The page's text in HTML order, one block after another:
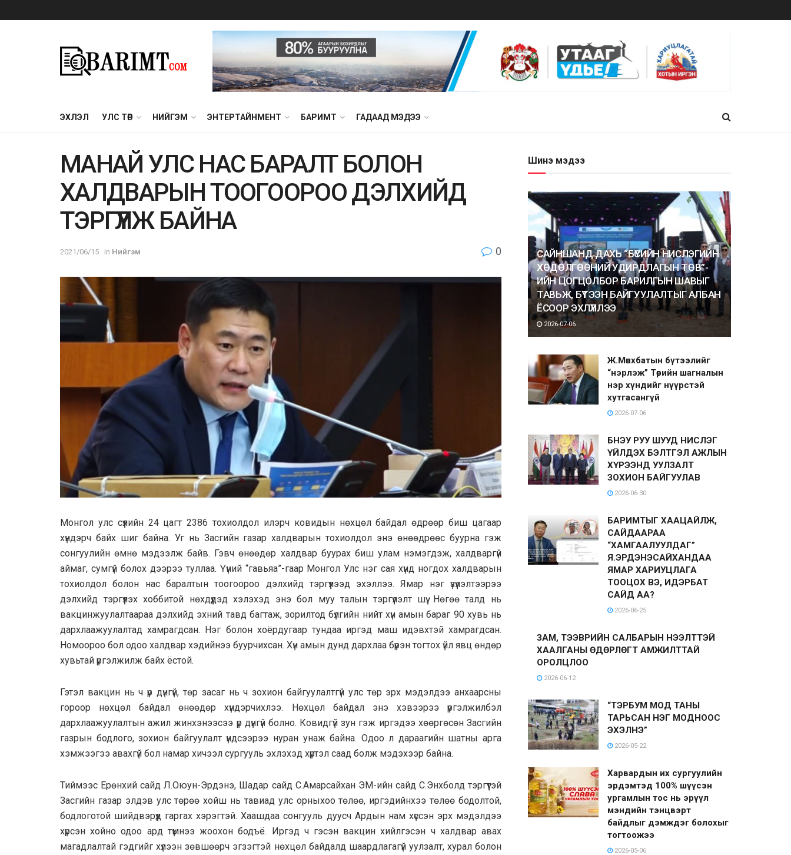
ЭХЛЭЛ УЛС ТӨР НИЙГЭМ ЭНТЕРТАЙНМЕНТ БАРИМТ ГАДААД МЭДЭЭ
МАНАЙ УЛС НАС БАРАЛТ БОЛОН
ХАЛДВАРЫН ТООГООРОО ДЭЛХИЙД
ТЭРГҮҮЛЖ БАЙНА
2021/06/15 in Нийгэм 0
Монгол улс сүүлийн 24 цагт 2386 тохиолдол илэрч ковидын нөхцөл байдал өдрөөр биш цагаар
хүндэрч байх шиг байна. Уг нь Засгийн газар халдварын тохиолдол энэ өнөөдрөөс буурна гэж
сонгуулийн өмнө мэдээлж байв. Гэвч өнөөдөр халдвар буурах биш улам нэмэгдэж, халдваргүй
аймаг, сумгүй болох дээрээ туллаа. Үүний “гавьяа”-гаар Монгол Улс нэг сая хүнд ногдох халдварын
тохиолдол болон нас баралтын тоогоороо дэлхийд тэргүүлээд эхэллээ. Ямар нэг үзүүлэлтээрээ
дэлхийд тэргүүлэх хоббитой нөхдүүдэд хэлэхэд энэ бол муу талын тэргүүлэлт шүү. Нөгөө талд нь
вакцинжуулалтаараа дэлхийд эхний тавд багтаж, зорилтод бүлгийн нийт хүн амын бараг 90 хувь нь
дархлаажуулалтад хамрагдсан. Нэг болон хоёрдугаар тундаа иргэд маш идэвхтэй хамрагдсан.
Номоороо бол одоо халдвар хэдийнээ буурчихсан. Хүн амын дунд дархлаа бүрэн тогтох үйл явц өндөр
хувьтай үргэлжилж байх ёстой.
Гэтэл вакцин нь ч үр дүнгүй, төр засаг нь ч зохион байгуулалтгүй улс төр эрх мэдэлдээ анхаарсны
гороор нөхцөл байдал өнөөдөр хүндэрчихлээ. Нөхцөл байдал энэ хэвээрээ үргэлжилбэл
дархлаажуулалтын ажил жинхэнээсээ үр дүнгүй болно. Ковидгүй зун гэж иргэдээ хөөргөсөн Засгийн
газрын бодлого, зохион байгуулалт үндсээрээ нуран унаж байна. Одоо л дараагийн шатны арга
хэмжээгээ авахгүй бол намар хичээл сургууль эхлэхэд хүртэл саад болж мэдэхээр байна.
Тиймээс Ерөнхий сайд Л.Оюун-Эрдэнэ, Шадар сайд С.Амарсайхан ЭМ-ийн сайд С.Энхболд тэргүүтэй
Засгийн газар элдэв улс төрөө хойш нь тавиад улс орныхоо төлөө, иргэдийнхээ төлөө бодолтой,
бодлоготой шийдвэрүүд гаргах хэрэгтэй. Хаашдаа сонгууль дуусч Ардын нам хүссэн эрх мэдэлдээ
хүрсэн хойно одоо ард түмнээ жоохон бодъё. Иргэд ч гэсэн вакцин хийлгэсэн ч халдвар авах
магадлалтай гэдгийг хүлээн зөвшөөрч эгзэгтэй нөхцөл байдалд шаардлагагүй уулзалт, хурал болон
Шинэ мэдээ
САЙНШАНД ДАХЬ “БҮСИЙН НИСЛЭГИЙН
ХӨДӨЛГӨӨНИЙ УДИРДЛАГЫН ТӨВ”-
ИЙН ЦОГЦОЛБОР БАРИЛГЫН ШАВЫГ
ТАВЬЖ, БҮТЭЭН БАЙГУУЛАЛТЫГ АЛБАН
ЁСООР ЭХЛҮҮЛЛЭЭ
2026-07-06
Ж.Мөнхбатын бүтээлийг
“нэрлэж” Төрийн шагналын
нэр хүндийг нүүрстэй
хутгасангүй
2026-07-06
БНЭУ РУУ ШУУД НИСЛЭГ
ҮЙЛДЭХ БЭЛТГЭЛ АЖЛЫН
ХҮРЭЭНД УУЛЗАЛТ
ЗОХИОН БАЙГУУЛАВ
2026-06-30
БАРИМТЫГ ХААЦАЙЛЖ,
САЙДААРАА
“ХАМГААЛУУЛДАГ”
Я.ЭРДЭНЭСАЙХАНДАА
ЯМАР ХАРИУЦЛАГА
ТООЦОХ ВЭ, ИДЭРБАТ
САЙД АА?
2026-06-25
ЗАМ, ТЭЭВРИЙН САЛБАРЫН НЭЭЛТТЭЙ
ХААЛГАНЫ ӨДӨРЛӨГТ АМЖИЛТТАЙ
ОРОЛЦЛОО
2026-06-12
“ТЭРБУМ МОД ТАНЫ
ТАРЬСАН НЭГ МОДНООС
ЭХЭЛНЭ”
2026-05-22
Харвардын их сургуулийн
эрдэмтэд 100% шүүсэн
ургамлын тос нь эрүүл
мэндийн тэнцвэрт
байдлыг дэмждэг болохыг
тогтоожээ
2026-05-06